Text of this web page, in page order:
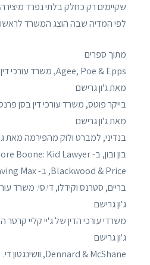
שקיימים רק כחלק בלתי נפרד מיצירה
לפי המדיה שבה הוצג המשרד
מתוך ספרים
מאת ג'ון גרישם
מאת ג'ון גרישם
בנדיני, למברט ולוק מהפירמה מאת
בון ובון, ב- Theodore Boone: Kid Lawyer מאת ג'ון גרישם
Blackwood & Price, ב- Saving Max מאת אנטואנט ואן הוגטן
בריים, סטרנס וקידלו, די.סי. משרד
ג'ון גרישם
משרדי עורכי הדין של ג'יי קליי
ג'ון גרישם
Dennard & McShane, וושינגטון די.